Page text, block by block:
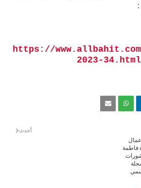
https://
2023-34.html
أحدث
فاطمة
58 من مجلة